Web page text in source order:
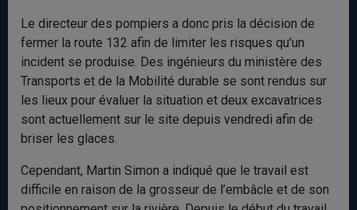
Le directeur des pompiers a donc pris la décision de
fermer la route 132 afin de limiter les risques qu’un
incident se produise. Des ingénieurs du ministère des
Transports et de la Mobilité durable se sont rendus sur
les lieux pour évaluer la situation et deux excavatrices
sont actuellement sur le site depuis vendredi afin de
briser les glaces.
Cependant, Martin Simon a indiqué que le travail est
difficile en raison de la grosseur de l’embâcle et de son